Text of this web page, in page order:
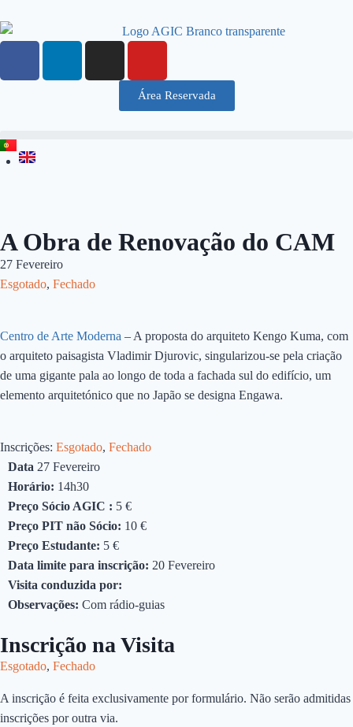
Área Reservada
A Obra de Renovação do CAM
27 Fevereiro
Esgotado, Fechado
Centro de Arte Moderna – A proposta do arquiteto Kengo Kuma, com
o arquiteto paisagista Vladimir Djurovic, singularizou-se pela criação
de uma gigante pala ao longo de toda a fachada sul do edifício, um
elemento arquitetónico que no Japão se designa Engawa.
Inscrições: Esgotado, Fechado
Data 27 Fevereiro
Horário: 14h30
Preço Sócio AGIC : 5 €
Preço PIT não Sócio: 10 €
Preço Estudante: 5 €
Data limite para inscrição: 20 Fevereiro
Visita conduzida por:
Observações: Com rádio-guias
Inscrição na Visita
Esgotado, Fechado
A inscrição é feita exclusivamente por formulário. Não serão admitidas
inscrições por outra via.